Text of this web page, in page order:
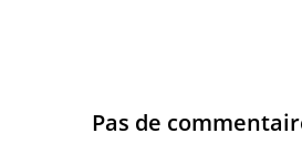
Pas de